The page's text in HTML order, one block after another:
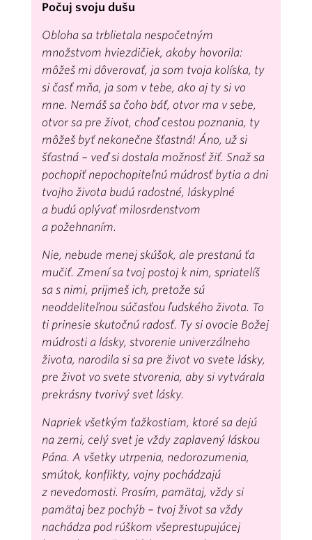
Počuj svoju dušu
Obloha sa trblietala nespočetným
množstvom hviezdičiek, akoby hovorila:
môžeš mi dôverovať, ja som tvoja kolíska, ty
si časť mňa, ja som v tebe, ako aj ty si vo
mne. Nemáš sa čoho báť, otvor ma v sebe,
otvor sa pre život, choď cestou poznania, ty
môžeš byť nekonečne šťastná! Áno, už si
šťastná – veď si dostala možnosť žiť. Snaž sa
pochopiť nepochopiteľnú múdrosť bytia a dni
tvojho života budú radostné, láskyplné
a budú oplývať milosrdenstvom
a požehnaním.
Nie, nebude menej skúšok, ale prestanú ťa
mučiť. Zmení sa tvoj postoj k nim, spriatelíš
sa s nimi, prijmeš ich, pretože sú
neoddeliteľnou súčasťou ľudského života. To
ti prinesie skutočnú radosť. Ty si ovocie Božej
múdrosti a lásky, stvorenie univerzálneho
života, narodila si sa pre život vo svete lásky,
pre život vo svete stvorenia, aby si vytvárala
prekrásny tvorivý svet lásky.
Napriek všetkým ťažkostiam, ktoré sa dejú
na zemi, celý svet je vždy zaplavený láskou
Pána. A všetky utrpenia, nedorozumenia,
smútok, konflikty, vojny pochádzajú
z nevedomosti. Prosím, pamätaj, vždy si
pamätaj bez pochýb – tvoj život sa vždy
nachádza pod rúškom všeprestupujúcej